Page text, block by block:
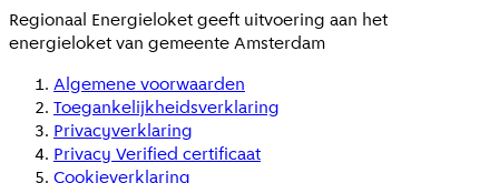
Regionaal Energieloketgeeft uitvoering aan het
energieloket van gemeenteAmsterdam
Algemene voorwaarden
Toegankelijkheidsverklaring
Privacyverklaring
Privacy Verified certificaat
Cookieverklaring